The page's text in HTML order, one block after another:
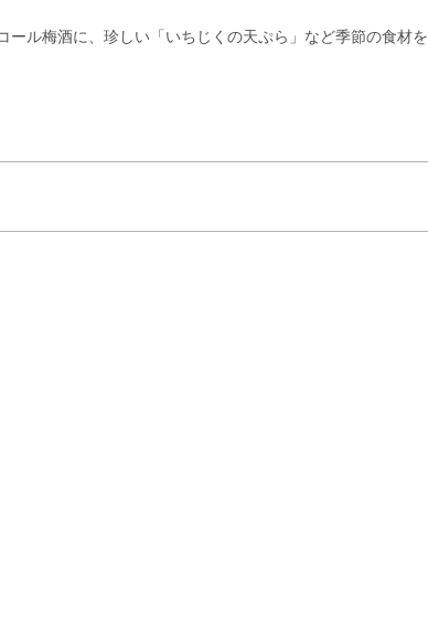
ル梅酒に、珍しい「いちじくの天ぷら」など季節の食材を